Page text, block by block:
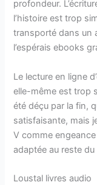
profondeur.
l’histoire est trop
transporté dans un
l’espérais ebooks
Le lecture en ligne
elle-même est trop
été déçu par la fin,
satisfaisante, mais
V comme engeance
adaptée au reste du
Loustal livres audio